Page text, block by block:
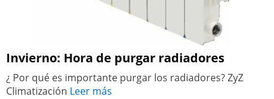
Invierno: Hora de purgar radiadores
¿ Por qué es importante purgar los radiadores? ZyZ
Climatización Leer más